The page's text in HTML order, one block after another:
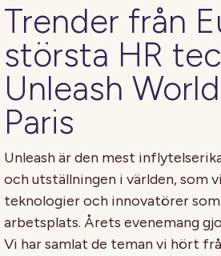
Trender från
största HR
Unleash
Paris
Unleash är den mest
och utställningen i världen, som
teknologier och innovatörer
arbetsplats. Årets evenemang
Vi har samlat de teman vi hört